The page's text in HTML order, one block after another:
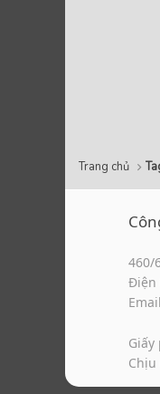
Trang chủ
460/
Điện
Giấy